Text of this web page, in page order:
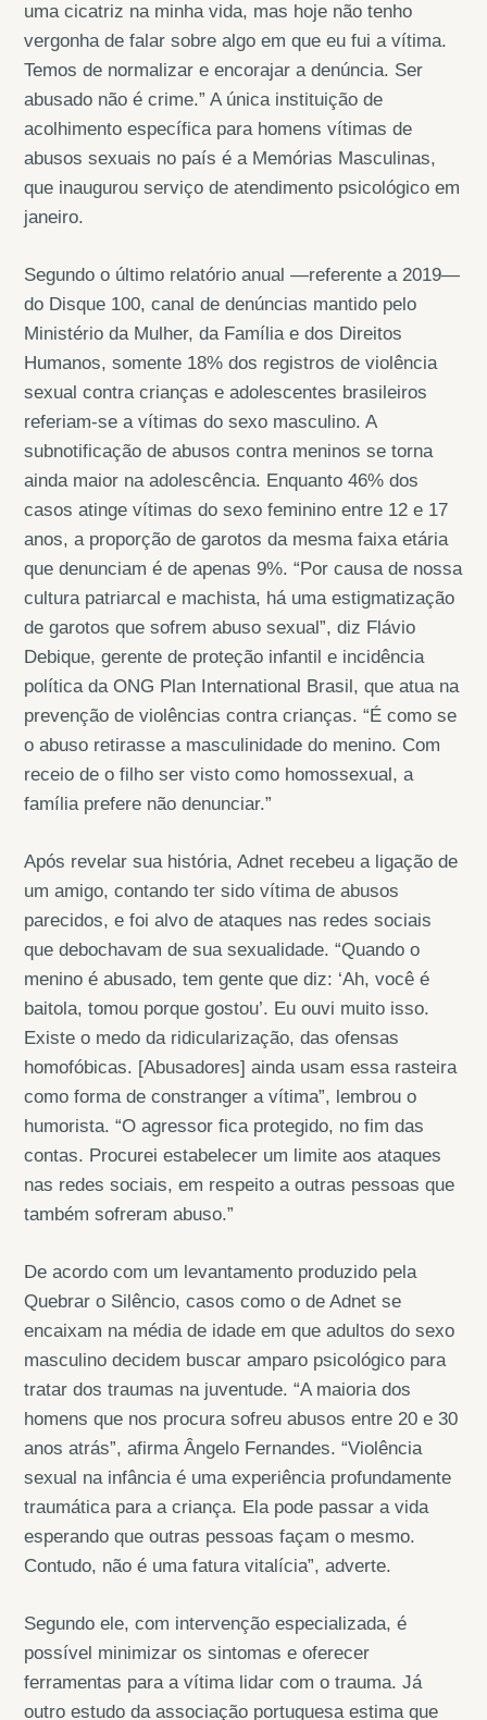
uma cicatriz na minha vida, mas hoje não tenho
vergonha de falar sobre algo em que eu fui a vítima.
Temos de normalizar e encorajar a denúncia. Ser
abusado não é crime.” A única instituição de
acolhimento específica para homens vítimas de
abusos sexuais no país é a Memórias Masculinas,
que inaugurou serviço de atendimento psicológico em
janeiro.
Segundo o último relatório anual —referente a 2019—
do Disque 100, canal de denúncias mantido pelo
Ministério da Mulher, da Família e dos Direitos
Humanos, somente 18% dos registros de violência
sexual contra crianças e adolescentes brasileiros
referiam-se a vítimas do sexo masculino. A
subnotificação de abusos contra meninos se torna
ainda maior na adolescência. Enquanto 46% dos
casos atinge vítimas do sexo feminino entre 12 e 17
anos, a proporção de garotos da mesma faixa etária
que denunciam é de apenas 9%. “Por causa de nossa
cultura patriarcal e machista, há uma estigmatização
de garotos que sofrem abuso sexual”, diz Flávio
Debique, gerente de proteção infantil e incidência
política da ONG Plan International Brasil, que atua na
prevenção de violências contra crianças. “É como se
o abuso retirasse a masculinidade do menino. Com
receio de o filho ser visto como homossexual, a
família prefere não denunciar.”
Após revelar sua história, Adnet recebeu a ligação de
um amigo, contando ter sido vítima de abusos
parecidos, e foi alvo de ataques nas redes sociais
que debochavam de sua sexualidade. “Quando o
menino é abusado, tem gente que diz: ‘Ah, você é
baitola, tomou porque gostou’. Eu ouvi muito isso.
Existe o medo da ridicularização, das ofensas
homofóbicas. [Abusadores] ainda usam essa rasteira
como forma de constranger a vítima”, lembrou o
humorista. “O agressor fica protegido, no fim das
contas. Procurei estabelecer um limite aos ataques
nas redes sociais, em respeito a outras pessoas que
também sofreram abuso.”
De acordo com um levantamento produzido pela
Quebrar o Silêncio, casos como o de Adnet se
encaixam na média de idade em que adultos do sexo
masculino decidem buscar amparo psicológico para
tratar dos traumas na juventude. “A maioria dos
homens que nos procura sofreu abusos entre 20 e 30
anos atrás”, afirma Ângelo Fernandes. “Violência
sexual na infância é uma experiência profundamente
traumática para a criança. Ela pode passar a vida
esperando que outras pessoas façam o mesmo.
Contudo, não é uma fatura vitalícia”, adverte.
Segundo ele, com intervenção especializada, é
possível minimizar os sintomas e oferecer
ferramentas para a vítima lidar com o trauma. Já
outro estudo da associação portuguesa estima que